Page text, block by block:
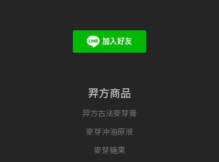
羿方商品
羿方古法麥芽膏
麥芽沖泡原液
麥芽糖果